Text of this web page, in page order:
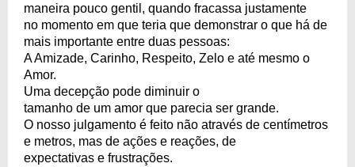
maneira pouco gentil, quando fracassa justamente
no momento em que teria que demonstrar o que há de
mais importante entre duas pessoas:
A Amizade, Carinho, Respeito, Zelo e até mesmo o
Amor.
Uma decepção pode diminuir o
tamanho de um amor que parecia ser grande.
O nosso julgamento é feito não através de centímetros
e metros, mas de ações e reações, de
expectativas e frustrações.